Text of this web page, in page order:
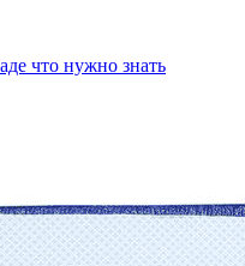
что нужно знать